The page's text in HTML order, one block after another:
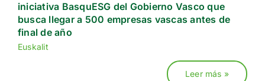
Search
for:
iniciativa BasquESG del Gobierno Vasco que
busca llegar a 500 empresas vascas antes de
final de año
Euskalit
Leer más »